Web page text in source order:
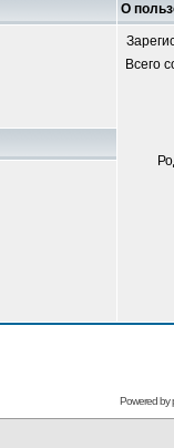
О
Всего
Powered by